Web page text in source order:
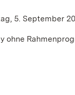
5. September
ohne